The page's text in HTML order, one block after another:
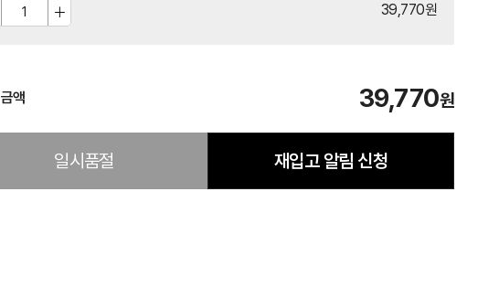
39,770원
액 39,770원
일시품절 재입고 알림 신청